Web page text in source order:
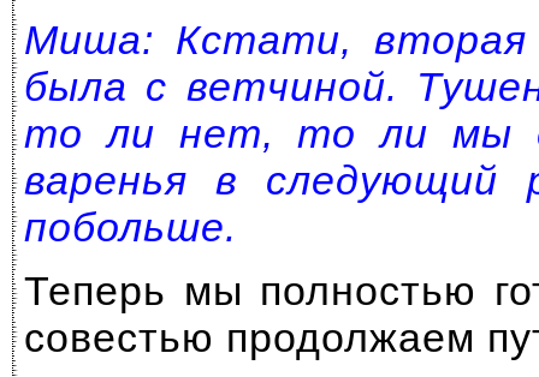
Миша: Кстати, вторая
была с ветчиной.
то ли нет, то ли мы
варенья в следующий
побольше.
Теперь мы полностью
совестью продолжаем